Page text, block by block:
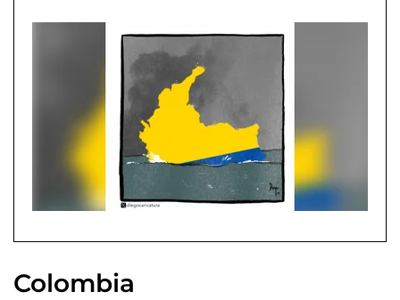
Colombia